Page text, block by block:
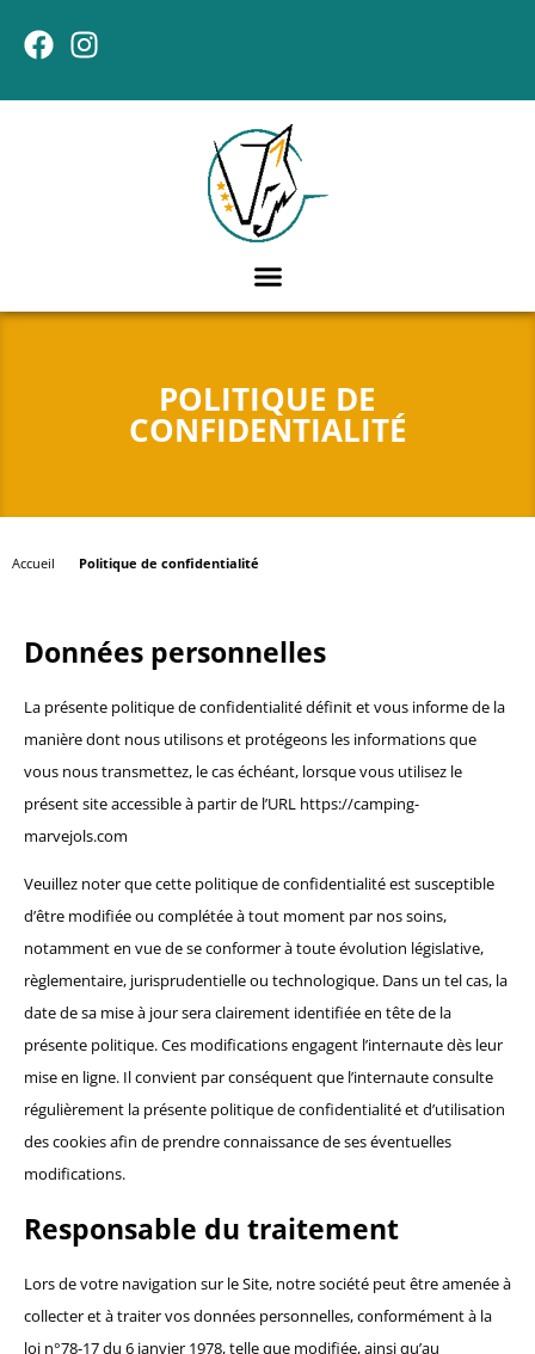
POLITIQUE DE
CONFIDENTIALITÉ
Accueil Politique de confidentialité
Données personnelles
La présente politique de confidentialité définit et vous informe de la
manière dont nous utilisons et protégeons les informations que
vous nous transmettez, le cas échéant, lorsque vous utilisez le
présent site accessible à partir de l’URL https://camping-
marvejols.com
Veuillez noter que cette politique de confidentialité est susceptible
d’être modifiée ou complétée à tout moment par nos soins,
notamment en vue de se conformer à toute évolution législative,
règlementaire, jurisprudentielle ou technologique. Dans un tel cas, la
date de sa mise à jour sera clairement identifiée en tête de la
présente politique. Ces modifications engagent l’internaute dès leur
mise en ligne. Il convient par conséquent que l’internaute consulte
régulièrement la présente politique de confidentialité et d’utilisation
des cookies afin de prendre connaissance de ses éventuelles
modifications.
Responsable du traitement
Lors de votre navigation sur le Site, notre société peut être amenée à
collecter et à traiter vos données personnelles, conformément à la
loi n°78-17 du 6 janvier 1978, telle que modifiée, ainsi qu’au